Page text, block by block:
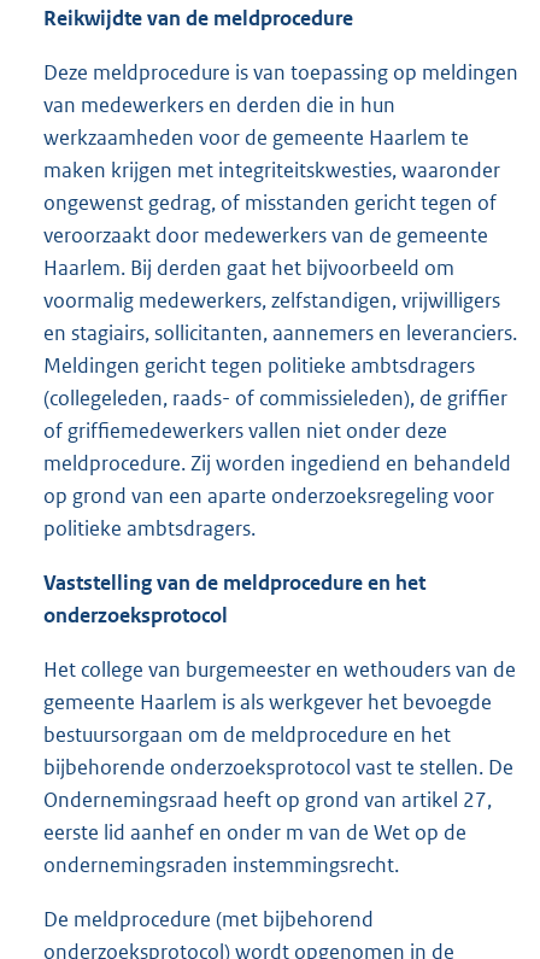
Reikwijdte van de meldprocedure
Deze meldprocedure is van toepassing op meldingen
van medewerkers en derden die in hun
werkzaamheden voor de gemeente Haarlem te
maken krijgen met integriteitskwesties, waaronder
ongewenst gedrag, of misstanden gericht tegen of
veroorzaakt door medewerkers van de gemeente
Haarlem. Bij derden gaat het bijvoorbeeld om
voormalig medewerkers, zelfstandigen, vrijwilligers
en stagiairs, sollicitanten, aannemers en leveranciers.
Meldingen gericht tegen politieke ambtsdragers
(collegeleden, raads- of commissieleden), de griffier
of griffiemedewerkers vallen niet onder deze
meldprocedure. Zij worden ingediend en behandeld
op grond van een aparte onderzoeksregeling voor
politieke ambtsdragers.
Vaststelling van de meldprocedure en het
onderzoeksprotocol
Het college van burgemeester en wethouders van de
gemeente Haarlem is als werkgever het bevoegde
bestuursorgaan om de meldprocedure en het
bijbehorende onderzoeksprotocol vast te stellen. De
Ondernemingsraad heeft op grond van artikel 27,
eerste lid aanhef en onder m van de Wet op de
ondernemingsraden instemmingsrecht.
De meldprocedure (met bijbehorend
onderzoeksprotocol) wordt opgenomen in de